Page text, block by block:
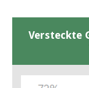
Versteckte